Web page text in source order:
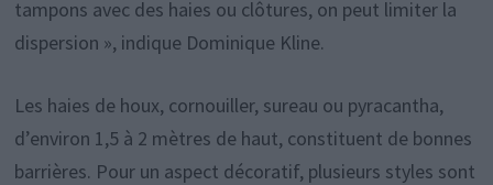
tampons avec des haies ou clôtures, on peut limiter la
dispersion », indique Dominique Kline.
Les haies de houx, cornouiller, sureau ou pyracantha,
d’environ 1,5 à 2 mètres de haut, constituent de bonnes
barrières. Pour un aspect décoratif, plusieurs styles sont